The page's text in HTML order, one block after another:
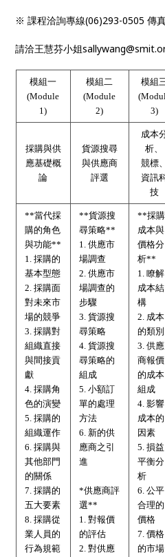
※ 課程洽詢專線(06)293-0505 傳
請洽王慧芬小姐
模組一
(Module
1)
模組二
(Module
2)
模組
3)
採購與供
應基礎概
論
貨源搜尋
與供應商
評選
成本
析、
競標、
資訊
技
**當代採
購的角色
與功能**
1. 採購的
基本型態
2. 採購面
對未來市
場的競爭
3. 採購對
組織直接
與間接貢
獻
4. 採購角
色的演變
5. 採購的
組織運作
6. 採購與
其他部門
的關係
7. 採購的
五大要素
8. 採購從
業人員的
行為規範
**貨源搜
尋策略**
1. 供應市
場調查
2. 供應市
場調查的
步驟
3. 貨源搜
尋策略
4. 貨源搜
尋策略的
組成
5. 小額訂
單的處理
方法
6. 新的供
應商之引
進
*供應商評
選**
1. 對報價
的評估
2. 對供應
**採購
成本與
價格分
析**
1. 瞭解
成本結
構
2. 成本
的類別
3. 供應
商報價
的成本
組成
4. 影響
成本的
因素
5. 損益
平衡分
析
6. 公平
合理的
價格
7. 價格
的市場